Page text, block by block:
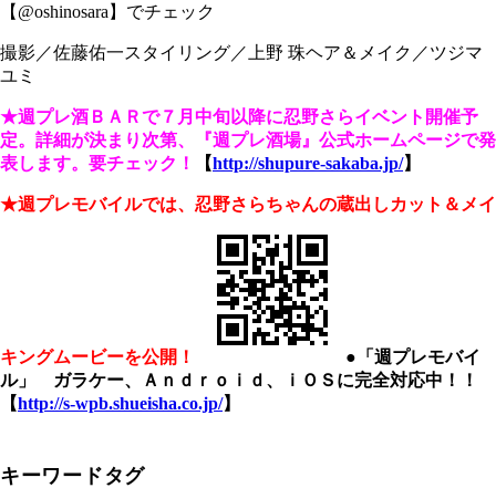
【@oshinosara】でチェック
撮影／佐藤佑一スタイリング／上野 珠ヘア＆メイク／ツジマ
ユミ
★週プレ酒ＢＡＲで７月中旬以降に忍野さらイベント開催予
定。詳細が決まり次第、『週プレ酒場』公式ホームページで発
表します。要チェック！
【http://shupure-sakaba.jp/】
★週プレモバイルでは、忍野さらちゃんの蔵出しカット＆メイ
キングムービーを公開！
●「週プレモバイ
ル」 ガラケー、Ａｎｄｒｏｉｄ、ｉＯＳに完全対応中！！
【http://s-wpb.shueisha.co.jp/】
キーワードタグ